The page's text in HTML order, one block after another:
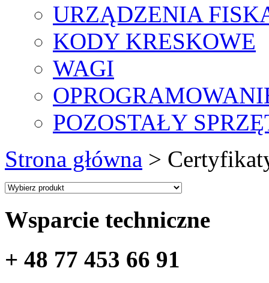
URZĄDZENIA
KODY KRESKOWE
WAGI
POZOSTAŁY
Strona główna >
Wsparcie techniczne
+ 48 77 453 66 91